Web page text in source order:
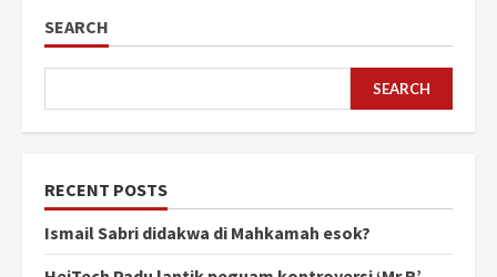
SEARCH
SEARCH
RECENT POSTS
Ismail Sabri didakwa di Mahkamah esok?